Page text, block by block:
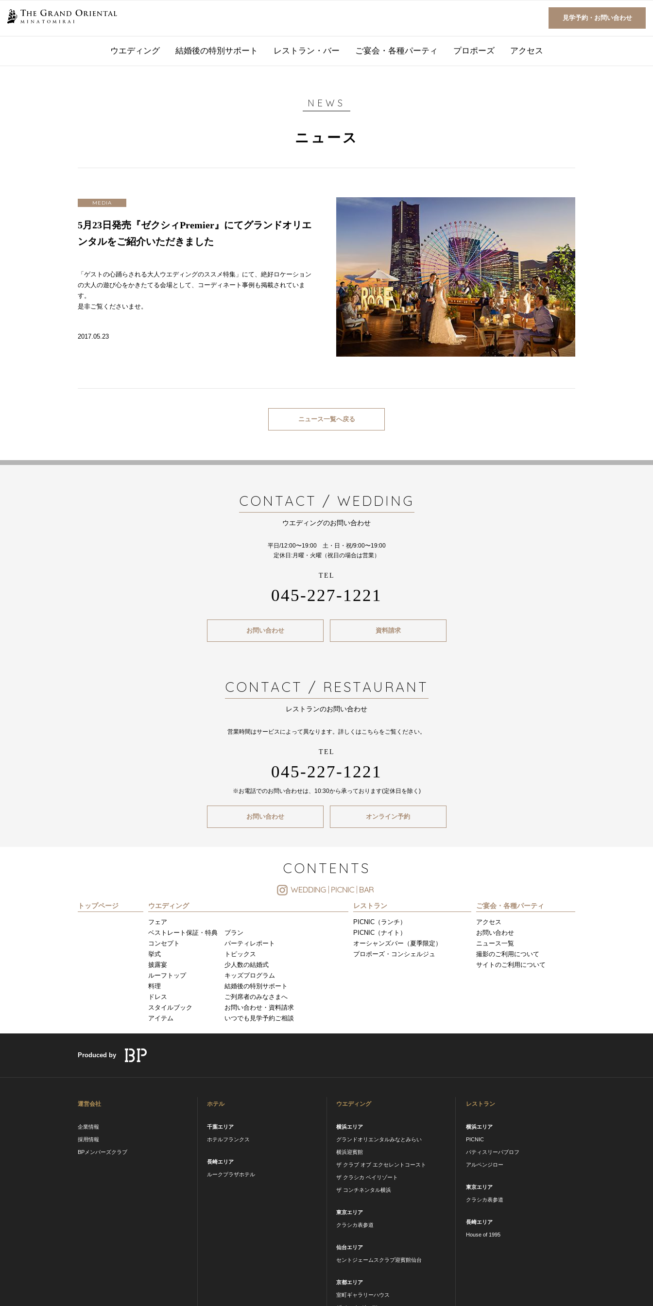
NEWS
ニュース
見学予約・ お問い合わせ
ウエディング 結婚後の特別サポート レストラン・バー ご宴会・各種パーティ プロポーズ アクセス
MEDIA
5月23日発売『ゼクシィPremier』にてグランドオリエ
ンタルをご紹介いただきました
「ゲストの心踊らされる大人ウエディングのススメ特集」にて、絶好ロケーション
の大人の遊び心をかきたてる会場として、コーディネート事例も掲載されていま
す。
是非ご覧くださいませ。
2017.05.23
ニュース一覧へ戻る
CONTACT / WEDDING
ウエディングのお問い合わせ
平日/12:00〜19:00 土・日・祝/9:00〜19:00
定休日:月曜・火曜（祝日の場合は営業）
045-227-1221
お問い合わせ 資料請求
CONTACT / RESTAURANT
レストランのお問い合わせ
営業時間はサービスによって異なります。詳しくは こちら をご覧ください。
045-227-1221
※お電話でのお問い合わせは、10:30から承っております(定休日を除く)
お問い合わせ オンライン予約
CONTENTS
WEDDING PICNIC BAR
トップページ ウエディング
フェア
ベストレート保証・特典
コンセプト
挙式
披露宴
ルーフトップ
料理
ドレス
スタイルブック
アイテム
プラン
パーティレポート
トピックス
少人数の結婚式
キッズプログラム
結婚後の特別サポート
ご列席者のみなさまへ
お問い合わせ・資料請求
いつでも見学予約ご相談
レストラン
PICNIC（ランチ）
PICNIC（ナイト）
オーシャンズバー（夏季限定）
プロポーズ・コンシェルジュ
ご宴会・各種パーティ
アクセス
お問い合わせ
ニュース一覧
撮影のご利用について
サイトのご利用について
Produced by
運営会社
企業情報
採用情報
BPメンバーズクラブ
ホテル
千葉エリア
ホテルフランクス
長崎エリア
ルークプラザホテル
ウエディング
横浜エリア
グランドオリエンタルみなとみらい
横浜迎賓館
ザ クラブ オブ エクセレントコースト
ザ クラシカ ベイリゾート
ザ コンチネンタル横浜
東京エリア
クラシカ表参道
仙台エリア
セントジェームスクラブ迎賓館仙台
京都エリア
室町ギャラリーハウス
レストラン
横浜エリア
PICNIC
パティスリーパブロフ
アルペンジロー
東京エリア
クラシカ表参道
長崎エリア
House of 1995